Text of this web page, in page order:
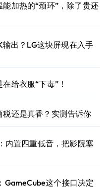
加热的“颈环”，除了贵还
出？LG这块屏现在入手
给衣服“下毒”！
还是真香？实测告诉你
内置四重低音，把影院塞
GameCube这个接口决定